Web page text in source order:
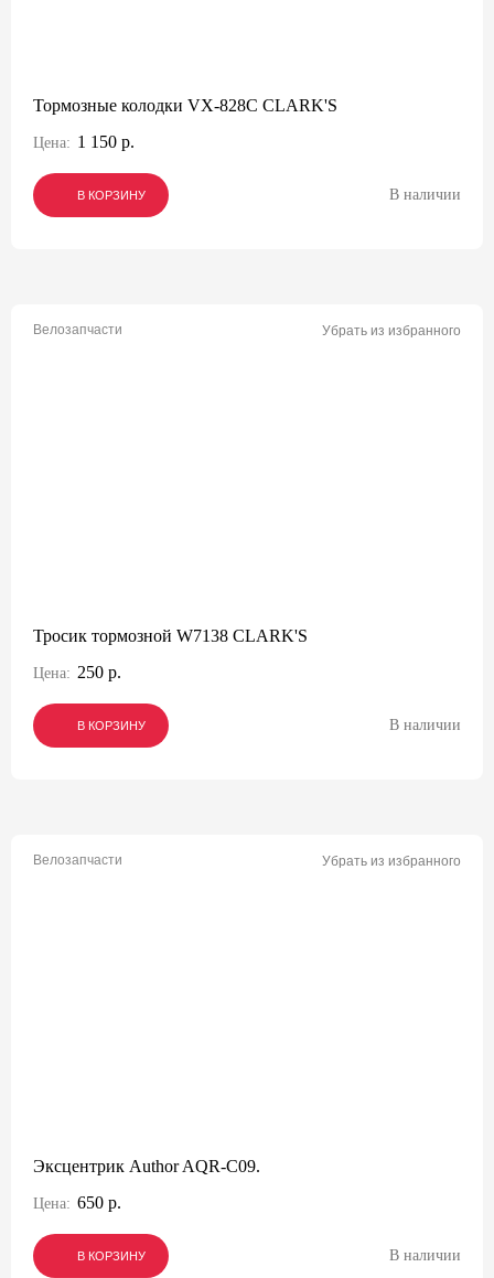
Тормозные колодки VX-828C CLARK'S
Цена: 1 150 р.
В КОРЗИНУ
В КОРЗИНУ
В КОРЗИНУ В наличии
Велозапчасти Убрать из избранного
Тросик тормозной W7138 CLARK'S
Цена: 250 р.
В КОРЗИНУ
В КОРЗИНУ
В КОРЗИНУ В наличии
Велозапчасти Убрать из избранного
Эксцентрик Author AQR-C09.
Цена: 650 р.
В КОРЗИНУ
В КОРЗИНУ
В КОРЗИНУ В наличии